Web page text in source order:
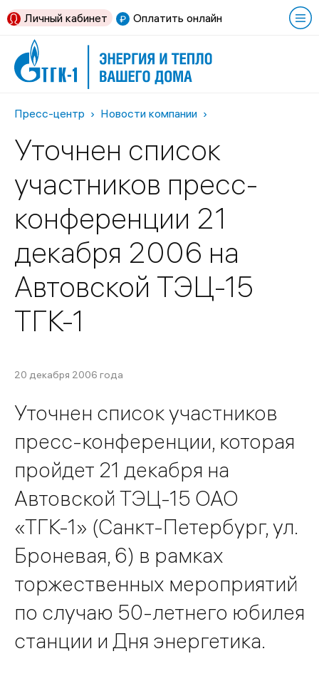
Оплатить онлайн
Личный кабинет
Пресс-центр Новости компании
Уточнен список
участников пресс-
конференции 21
декабря 2006 на
Автовской ТЭЦ-15
ТГК-1
20 декабря 2006 года
Уточнен список участников
пресс-конференции, которая
пройдет 21 декабря на
Автовской ТЭЦ-15 ОАО
«ТГК-1» (Санкт-Петербург, ул.
Броневая, 6) в рамках
торжественных мероприятий
по случаю 50-летнего юбилея
станции и Дня энергетика.